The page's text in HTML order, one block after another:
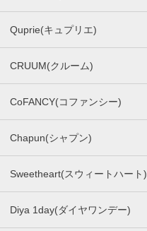
Quprie(キュプリエ)
CRUUM(クルーム)
CoFANCY(コファンシー)
Chapun(シャプン)
Sweetheart(スウィートハート)
Diya 1day(ダイヤワンデー)